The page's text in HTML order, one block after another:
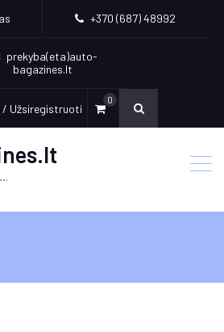
+370 (687) 48992
prekyba(eta)auto-
bagazines.lt
Užsiregistruoti
0